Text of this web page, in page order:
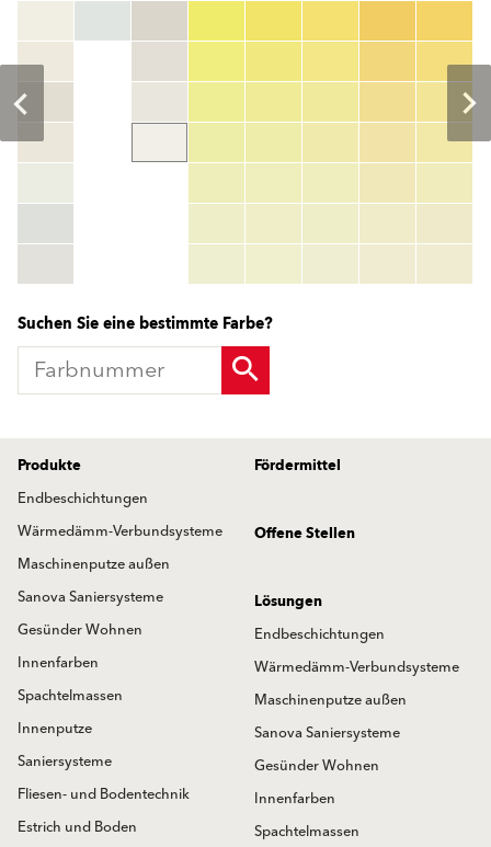
Farbnummer
color_name
HEX:hex_code
TSR:tsr_code
Mehr Info
Suchen Sie eine bestimmte Farbe?
Produkte
Endbeschichtungen
Wärmedämm-Verbundsysteme
Maschinenputze außen
Sanova Saniersysteme
Gesünder Wohnen
Innenfarben
Spachtelmassen
Innenputze
Saniersysteme
Fliesen- und Bodentechnik
Estrich und Boden
Fördermittel
Offene Stellen
Lösungen
Endbeschichtungen
Wärmedämm-Verbundsysteme
Maschinenputze außen
Sanova Saniersysteme
Gesünder Wohnen
Innenfarben
Spachtelmassen